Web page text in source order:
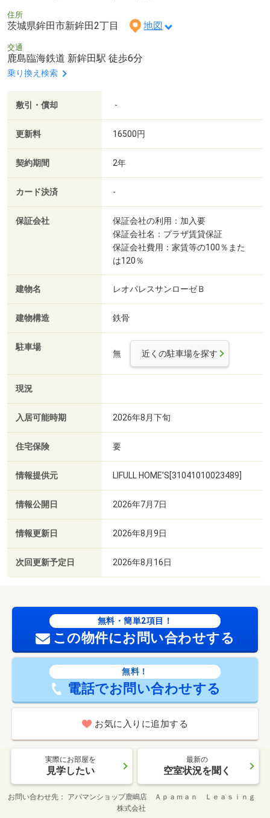
住所
茨城県鉾田市新鉾田2丁目 地図
交通
鹿島臨海鉄道 新鉾田駅 徒歩6分
乗り換え検索
敷引・償却 -
更新料 16500円
契約期間 2年
カード決済 -
保証会社
保証会社の利用：加入要
保証会社名：プラザ賃貸保証
保証会社費用：家賃等の100％また
は120％
建物名 レオパレスサンローゼＢ
建物構造 鉄骨
駐車場
無 近くの駐車場を探す
現況
入居可能時期 2026年8月下旬
住宅保険 要
情報提供元 LIFULL HOME'S[31041010023489]
情報公開日 2026年7月7日
情報更新日 2026年8月9日
次回更新予定日 2026年8月16日
無料・簡単2項目！
この物件にお問い合わせする
無料！
電話でお問い合わせする
お気に入りに追加する
実際にお部屋を
見学したい
最新の
空室状況を聞く
お問い合わせ先
アパマンショップ鹿嶋店 Ａｐａｍａｎ Ｌｅａｓｉｎｇ
株式会社